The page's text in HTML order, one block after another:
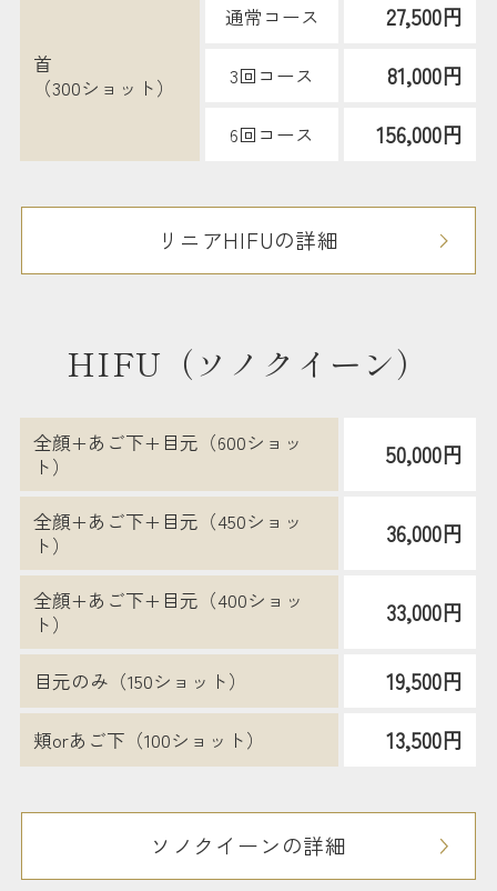
首
（300ショット）
通常コース 27,500円
3回コース 81,000円
6回コース 156,000円
リニアHIFUの詳細
HIFU（ソノクイーン）
全顔+あご下+目元（600ショッ
ト）
50,000円
全顔+あご下+目元（450ショッ
ト）
36,000円
全顔+あご下+目元（400ショッ
ト）
33,000円
目元のみ（150ショット） 19,500円
頬orあご下（100ショット） 13,500円
ソノクイーンの詳細